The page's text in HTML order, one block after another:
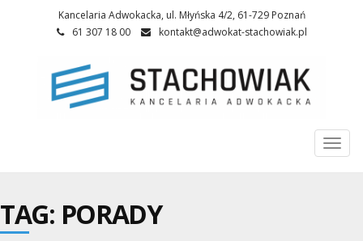
Kancelaria Adwokacka, ul. Młyńska 4/2, 61-729 Poznań
61 307 18 00
kontakt@adwokat-stachowiak.pl
TAG: PORADY